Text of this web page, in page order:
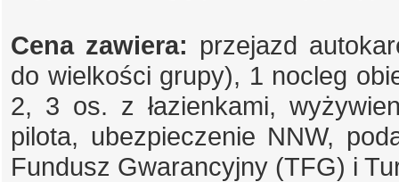
Cena zawiera: przejazd
do wielkości grupy), 1 nocleg
2, 3 os. z łazienkami,
pilota, ubezpieczenie NNW,
Fundusz Gwarancyjny (TFG) i